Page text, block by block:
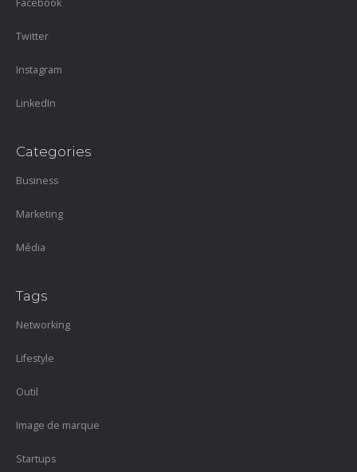
Twitter
Instagram
LinkedIn
Categories
Business
Marketing
Média
Tags
Networking
Lifestyle
Outil
Image de marque
Startups